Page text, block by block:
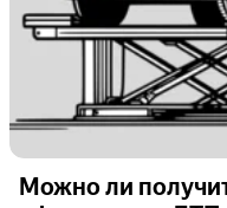
Можно ли